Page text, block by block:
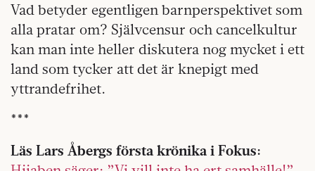
Vad betyder egentligen barnperspektivet som
alla pratar om? Självcensur och cancelkultur
kan man inte heller diskutera nog mycket i ett
land som tycker att det är knepigt med
yttrandefrihet.
***
Läs Lars Åbergs första krönika i Fokus: